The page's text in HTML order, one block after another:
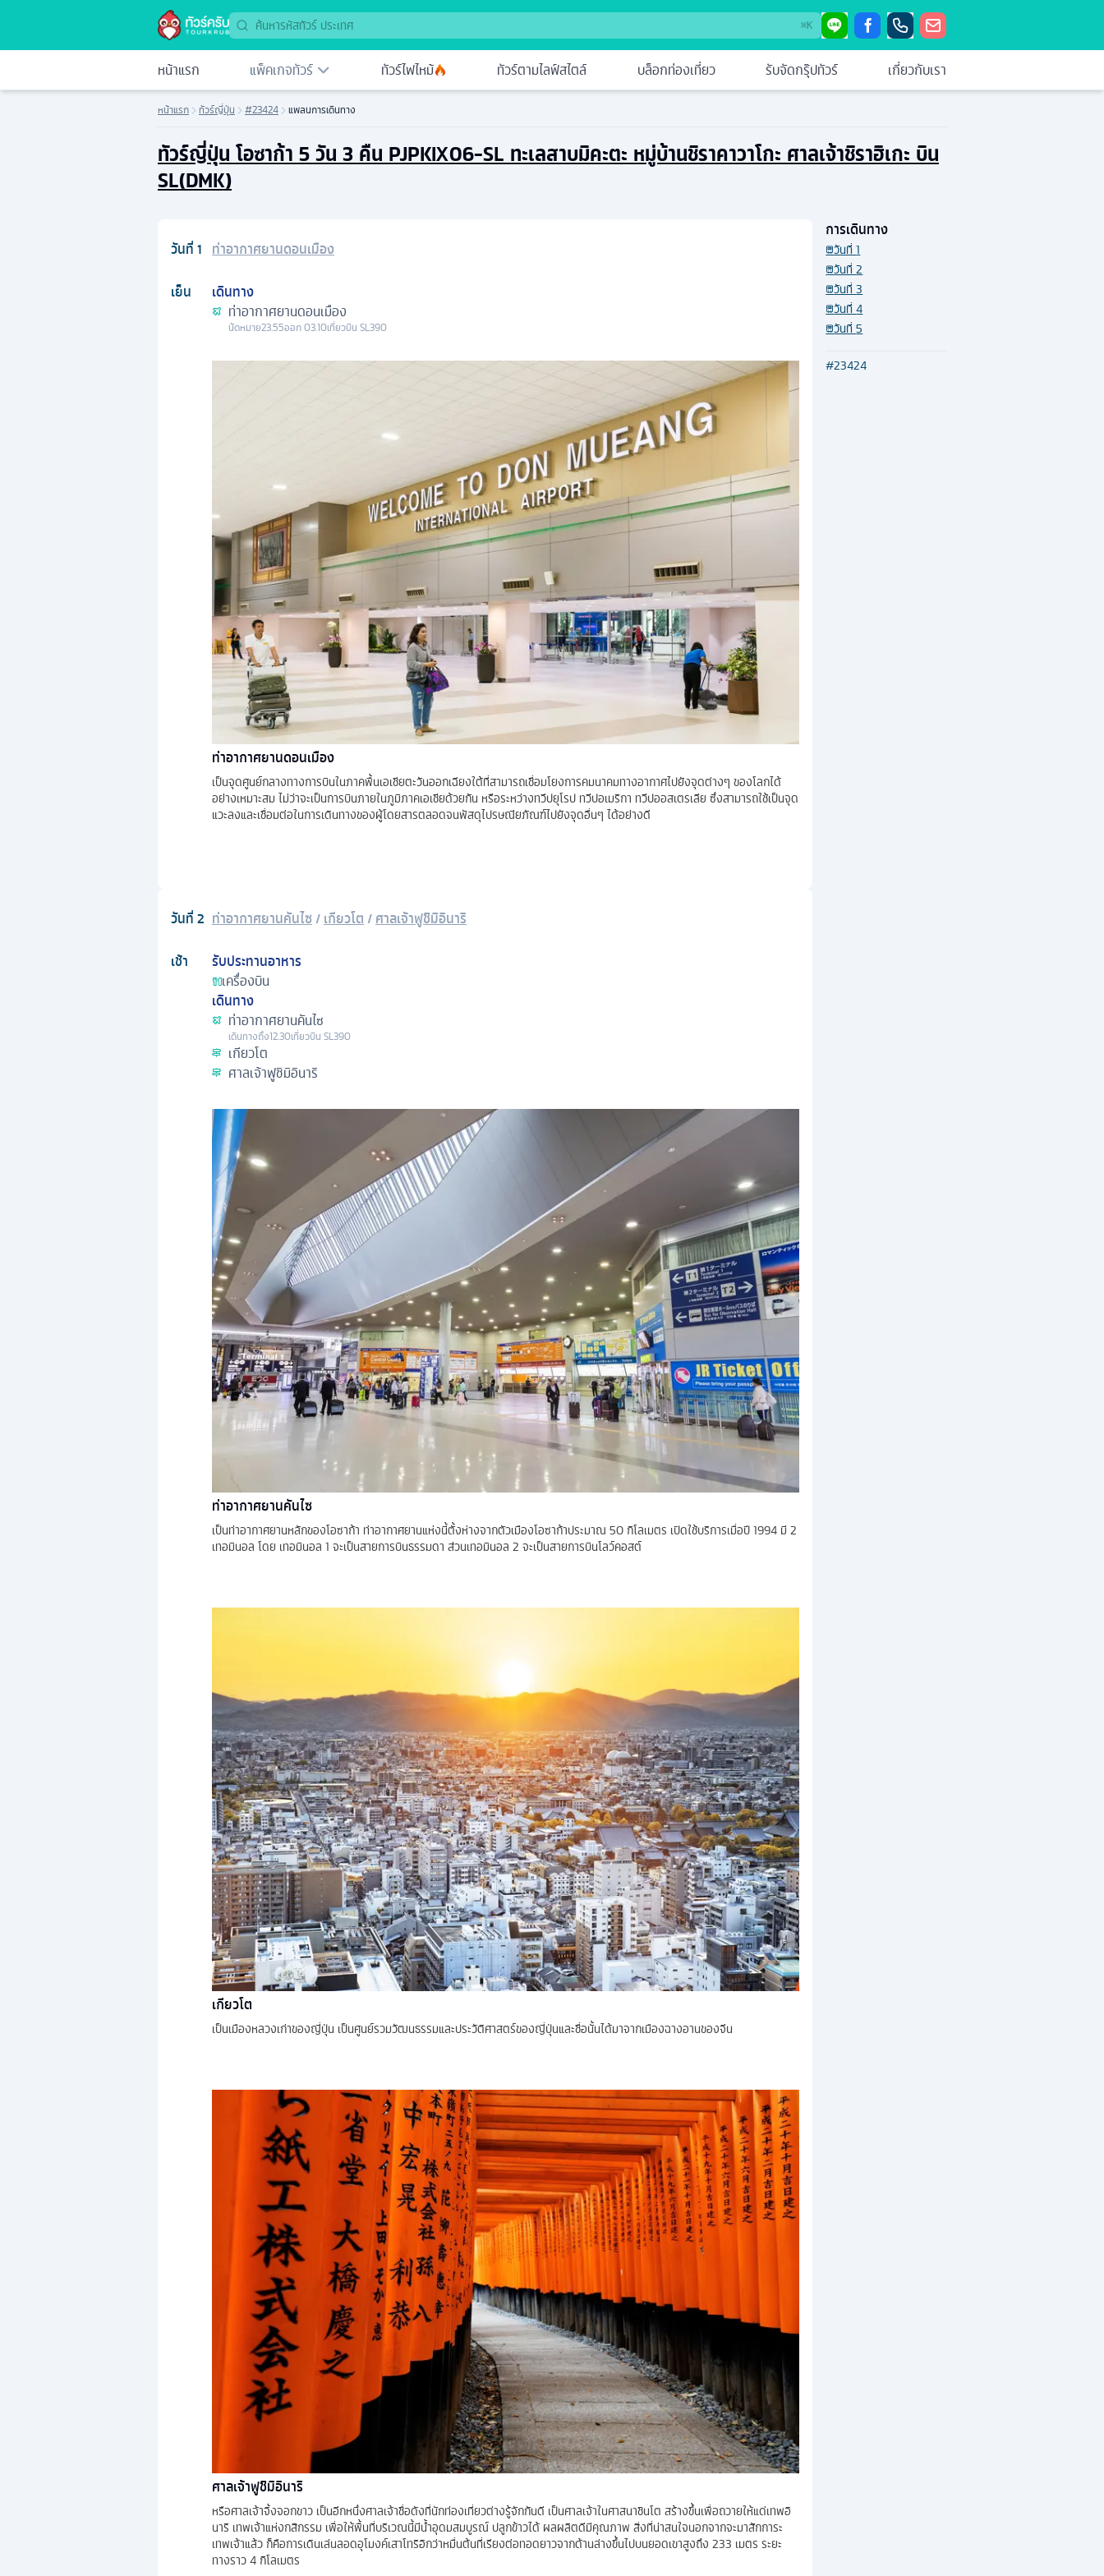
⌘K
หน้าแรก แพ็คเกจทัวร์ ทัวร์ไฟไหม้ ทัวร์ตามไลฟ์สไตล์ บล็อกท่องเที่ยว รับจัดกรุ๊ปทัวร์ เกี่ยวกับเรา
หน้าแรก ทัวร์ญี่ปุ่น #23424 แพลนการเดินทาง
ทัวร์ญี่ปุ่น โอซาก้า 5 วัน 3 คืน PJPKIX06-SL ทะเลสาบมิคะตะ หมู่บ้านชิราคาวาโกะ ศาลเจ้าชิราฮิเกะ บิน
SL(DMK)
วันที่1 ท่าอากาศยานดอนเมือง
เย็น
เดินทาง
ท่าอากาศยานดอนเมือง
นัดหมาย23.55ออก03.10เที่ยวบิน SL390
ท่าอากาศยานดอนเมือง
เป็นจุดศูนย์กลางทางการบินในภาคพื้นเอเชียตะวันออกเฉียงใต้ที่สามารถเชื่อมโยงการคมนาคมทางอากาศไปยังจุดต่างๆ ของโลกได้
อย่างเหมาะสม ไม่ว่าจะเป็นการบินภายในภูมิภาคเอเชียด้วยกัน หรือระหว่างทวีปยุโรป ทวีปอเมริกา ทวีปออสเตรเลีย ซึ่งสามารถใช้เป็นจุด
แวะลงและเชื่อมต่อในการเดินทางของผู้โดยสารตลอดจนพัสดุไปรษณียภัณฑ์ไปยังจุดอื่นๆ ได้อย่างดี
วันที่2 ท่าอากาศยานคันไซ /เกียวโต /ศาลเจ้าฟูชิมิอินาริ
เช้า
รับประทานอาหาร
เครื่องบิน
เดินทาง
ท่าอากาศยานคันไซ
เดินทางถึง12.30เที่ยวบิน SL390
เกียวโต
ศาลเจ้าฟูชิมิอินาริ
ท่าอากาศยานคันไซ
เป็นท่าอากาศยานหลักของโอซาก้า ท่าอากาศยานแห่งนี้ตั้งห่างจากตัวเมืองโอซาก้าประมาณ 50 กิโลเมตร เปิดใช้บริการเมื่อปี 1994 มี 2
เทอมินอล โดย เทอมินอล 1 จะเป็นสายการบินธรรมดา ส่วนเทอมินอล 2 จะเป็นสายการบินโลว์คอสต์
เกียวโต
เป็นเมืองหลวงเก่าของญี่ปุ่น เป็นศูนย์รวมวัฒนธรรมและประวัติศาสตร์ของญี่ปุ่นและชื่อนั้นได้มาจากเมืองฉางอานของจีน
ศาลเจ้าฟูชิมิอินาริ
หรือศาลเจ้าจิ้งจอกขาว เป็นอีกหนึ่งศาลเจ้าชื่อดังที่นักท่องเที่ยวต่างรู้จักกันดี เป็นศาลเจ้าในศาสนาชินโต สร้างขึ้นเพื่อถวายให้แด่เทพอิ
นาริ เทพเจ้าแห่งกสิกรรม เพื่อให้พื้นที่บริเวณนี้มีน้ำอุดมสมบูรณ์ ปลูกข้าวได้ ผลผลิตดีมีคุณภาพ สิ่งที่น่าสนใจนอกจากจะมาสักการะ
เทพเจ้าแล้ว ก็คือการเดินเล่นลอดอุโมงค์เสาโทริอิกว่าหมื่นต้นที่เรียงต่อทอดยาวจากด้านล่างขึ้นไปบนยอดเขาสูงถึง 233 เมตร ระยะ
ทางราว 4 กิโลเมตร
การเดินทาง
วันที่1
วันที่2
วันที่3
วันที่4
วันที่5
#23424